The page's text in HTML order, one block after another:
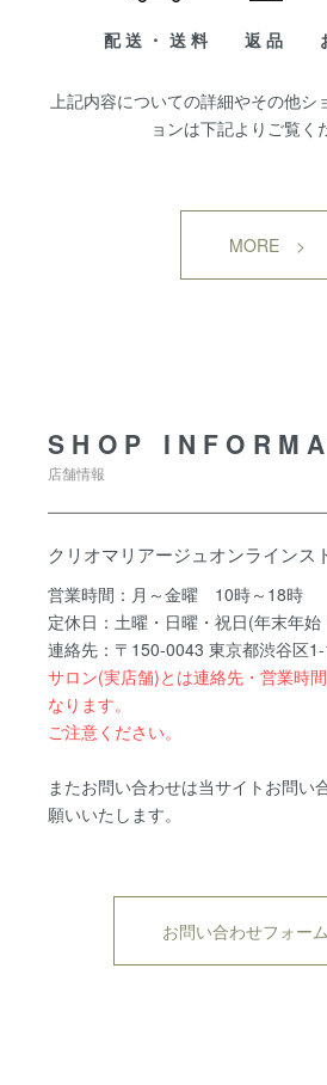
配送・送料 返品
上記内容についての詳細やその他
ョンは下記よりご覧く
MORE >
SHOP
店舗情報
クリオマリアージュオンラインス
営業時間：月～金曜 10時～18時
定休日：土曜・日曜・祝日(年末年
連絡先：〒150-0043 東京都渋谷区
サロン(実店舗)とは連絡先・営業時
なります。
ご注意ください。
またお問い合わせは当サイトお問い
願いいたします。
お問い合わせフォー